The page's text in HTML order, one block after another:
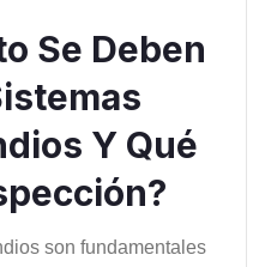
Se Deben
Y Qué
son fundamentales